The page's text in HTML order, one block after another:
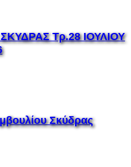
Τρ.28 ΙΟΥΛΙΟΥ
Σκύδρας